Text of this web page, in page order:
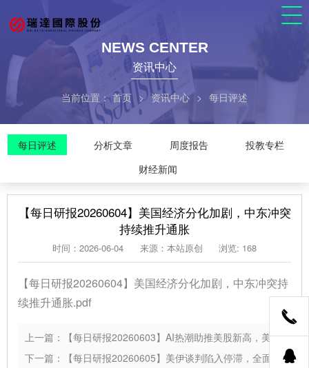
NEWS CENTER
资讯中心
当前位置：首页 > 资讯中心 > 每日评述
每日评述 分析文章 周度报告
投教专栏
财经新闻
【每日研报20260604】美国经济分化加剧，中东冲突
持续推升通胀
时间：2026-06-04 来源：本站原创 浏览: 168
【每日研报20260604】美国经济分化加剧，中东冲突持
续推升通胀.pdf
上一篇：【每日研报20260603】AI热潮助推美股新高，美伊谈判再陷“罗生门”